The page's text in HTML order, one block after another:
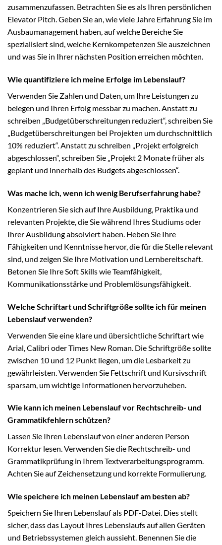
zusammenzufassen. Betrachten Sie es als Ihren persönlichen
Elevator Pitch. Geben Sie an, wie viele Jahre Erfahrung Sie im
Ausbaumanagement haben, auf welche Bereiche Sie
spezialisiert sind, welche Kernkompetenzen Sie auszeichnen
und was Sie in Ihrer nächsten Position erreichen möchten.
Wie quantifiziere ich meine Erfolge im Lebenslauf?
Verwenden Sie Zahlen und Daten, um Ihre Leistungen zu
belegen und Ihren Erfolg messbar zu machen. Anstatt zu
schreiben „Budgetüberschreitungen reduziert“, schreiben Sie
„Budgetüberschreitungen bei Projekten um durchschnittlich
10% reduziert“. Anstatt zu schreiben „Projekt erfolgreich
abgeschlossen“, schreiben Sie „Projekt 2 Monate früher als
geplant und innerhalb des Budgets abgeschlossen“.
Was mache ich, wenn ich wenig Berufserfahrung habe?
Konzentrieren Sie sich auf Ihre Ausbildung, Praktika und
relevanten Projekte, die Sie während Ihres Studiums oder
Ihrer Ausbildung absolviert haben. Heben Sie Ihre
Fähigkeiten und Kenntnisse hervor, die für die Stelle relevant
sind, und zeigen Sie Ihre Motivation und Lernbereitschaft.
Betonen Sie Ihre Soft Skills wie Teamfähigkeit,
Kommunikationsstärke und Problemlösungsfähigkeit.
Welche Schriftart und Schriftgröße sollte ich für meinen
Lebenslauf verwenden?
Verwenden Sie eine klare und übersichtliche Schriftart wie
Arial, Calibri oder Times New Roman. Die Schriftgröße sollte
zwischen 10 und 12 Punkt liegen, um die Lesbarkeit zu
gewährleisten. Verwenden Sie Fettschrift und Kursivschrift
sparsam, um wichtige Informationen hervorzuheben.
Wie kann ich meinen Lebenslauf vor Rechtschreib- und
Grammatikfehlern schützen?
Lassen Sie Ihren Lebenslauf von einer anderen Person
Korrektur lesen. Verwenden Sie die Rechtschreib- und
Grammatikprüfung in Ihrem Textverarbeitungsprogramm.
Achten Sie auf Zeichensetzung und korrekte Formulierung.
Wie speichere ich meinen Lebenslauf am besten ab?
Speichern Sie Ihren Lebenslauf als PDF-Datei. Dies stellt
sicher, dass das Layout Ihres Lebenslaufs auf allen Geräten
und Betriebssystemen gleich aussieht. Benennen Sie die